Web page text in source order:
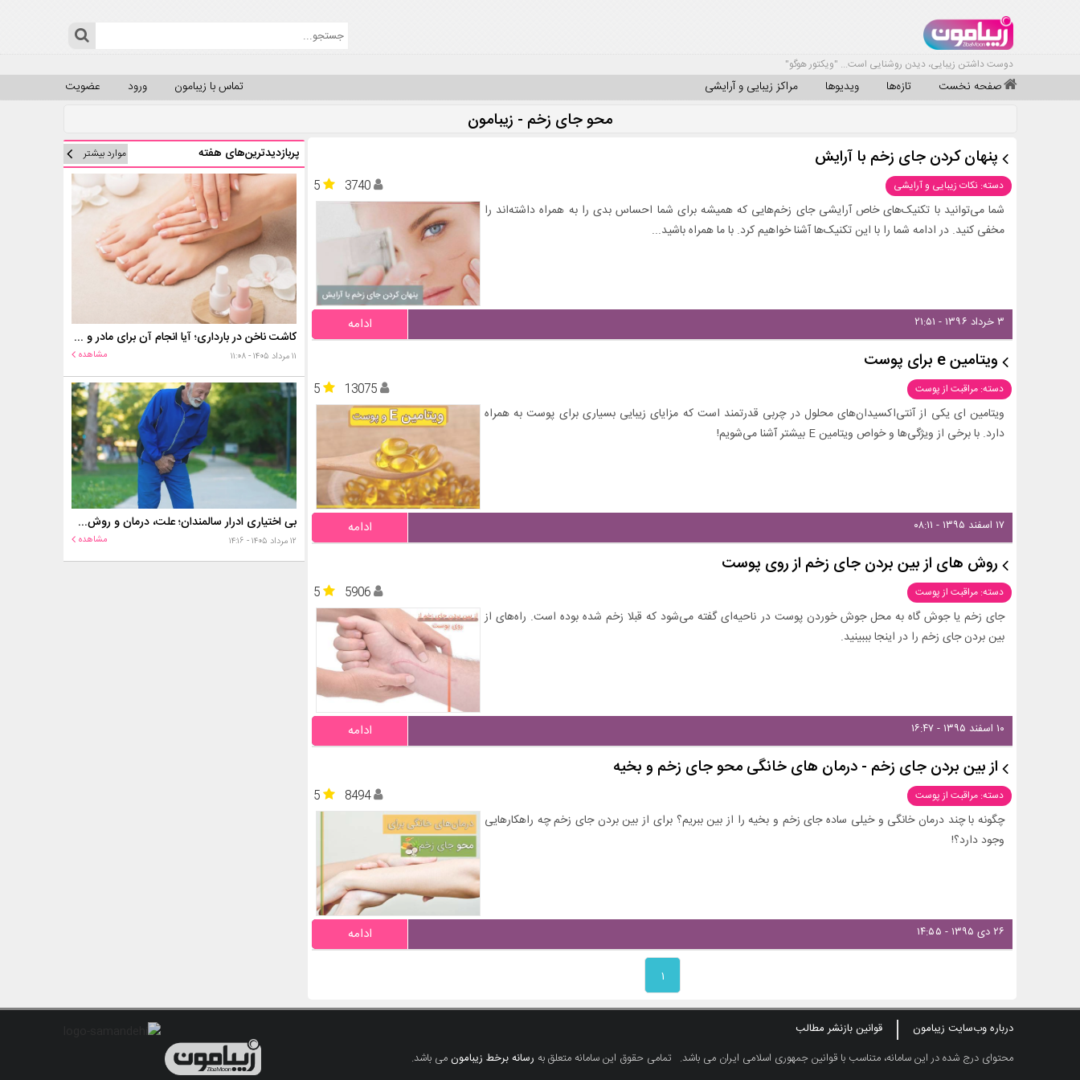
دوست داشتن زیبایی، دیدن روشنایی است... "ویکتور هوگو"
صفحه نخست تازه‌ها ویدیوها مراکز زیبایی و آرایشی عضویت ورود تماس با زیبامون
محو جای زخم - زیبامون
پنهان کردن جای زخم با آرایش
دسته: نکات زیبایی و آرایشی 5
3740
شما می‌توانید با تکنیک‌های خاص آرایشی جای زخم‌هایی که همیشه برای شما احساس بدی را به همراه داشته‌اند را
مخفی کنید. در ادامه شما را با این تکنیک‌ها آشنا خواهیم کرد. با ما همراه باشید...
۳ خرداد ۱۳۹۶ - ۲۱:۵۱ ادامه
ویتامین e برای پوست
دسته: مراقبت از پوست 5
13075
ویتامین ای یکی از آنتی‌اکسیدان‌های محلول در چربی قدرتمند است که مزایای زیبایی بسیاری برای پوست به همراه
دارد. با برخی از ویژگی‌ها و خواص ویتامین E بیشتر آشنا می‌شویم!
۱۷ اسفند ۱۳۹۵ - ۰۸:۱۱ ادامه
روش های از بین بردن جای زخم از روی پوست
دسته: مراقبت از پوست 5
5906
جای زخم یا جوش گاه به محل جوش خوردن پوست در ناحیه‌ای گفته می‌شود که قبلا زخم شده بوده است. راه‌های از
بین بردن جای زخم را در اینجا بببینید.
۱۰ اسفند ۱۳۹۵ - ۱۶:۴۷ ادامه
از بین بردن جای زخم - درمان های خانگی محو جای زخم و بخیه
دسته: مراقبت از پوست 5
8494
چگونه با چند درمان خانگی و خیلی ساده جای زخم و بخیه را از بین ببریم؟ برای از بین بردن جای زخم چه راهکارهایی
وجود دارد؟!
۲۶ دی ۱۳۹۵ - ۱۴:۵۵ ادامه
۱
پربازدیدترین‌های هفته موارد بیشتر
کاشت ناخن در بارداری؛ آیا انجام آن برای مادر و جنین خطر دارد؟
۱۱ مرداد ۱۴۰۵ - ۱۱:۰۸ مشاهده
بی اختیاری ادرار سالمندان؛ علت، درمان و روش‌های کنترل در منزل
۱۲ مرداد ۱۴۰۵ - ۱۴:۱۶ مشاهده
درباره وب‌سایت زیبامون
قوانین بازنشر مطالب
محتوای درج شده در این سامانه، متناسب با قوانین جمهوری اسلامی ایران می باشد. تمامی حقوق این سامانه متعلق به رسانه برخط زیبامونمی باشد.